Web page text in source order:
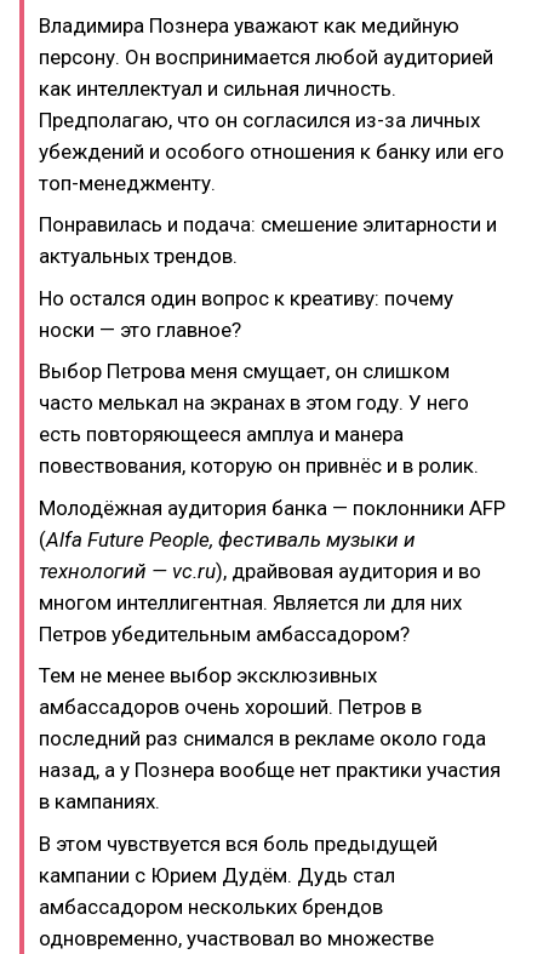
Владимира Познера уважают как медийную
персону. Он воспринимается любой аудиторией
как интеллектуал и сильная личность.
Предполагаю, что он согласился из-за личных
убеждений и особого отношения к банку или его
топ-менеджменту.
Понравилась и подача: смешение элитарности и
актуальных трендов.
Но остался один вопрос к креативу: почему
носки — это главное?
Выбор Петрова меня смущает, он слишком
часто мелькал на экранах в этом году. У него
есть повторяющееся амплуа и манера
повествования, которую он привнёс и в ролик.
Молодёжная аудитория банка — поклонники AFP
(Alfa Future People, фестиваль музыки и
технологий — vc.ru), драйвовая аудитория и во
многом интеллигентная. Является ли для них
Петров убедительным амбассадором?
Тем не менее выбор эксклюзивных
амбассадоров очень хороший. Петров в
последний раз снимался в рекламе около года
назад, а у Познера вообще нет практики участия
в кампаниях.
В этом чувствуется вся боль предыдущей
кампании с Юрием Дудём. Дудь стал
амбассадором нескольких брендов
одновременно, участвовал во множестве